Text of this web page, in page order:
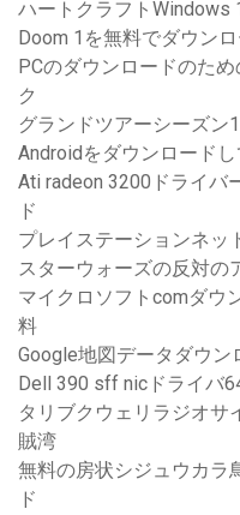
ハートクラフトWindows
Doom 1を無料でダウン
PCのダウンロードのた
ク
グランドツアーシーズン
Androidをダウンロード
Ati radeon 3200ドライバ
ド
プレイステーションネッ
スターウォーズの反対の
マイクロソフトcomダウ
料
Google地図データダウン
Dell 390 sff nicドライバ
タリブクウェリラジオサ
賊湾
無料の房状シジュウカラ
ド